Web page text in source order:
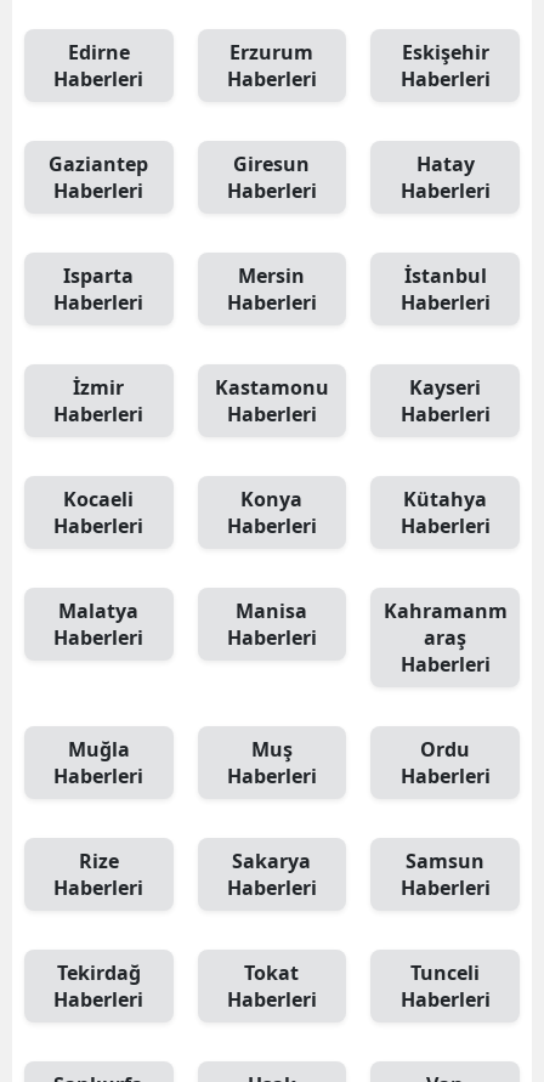
Edirne
Haberleri
Erzurum
Haberleri
Eskişehir
Haberleri
Gaziantep
Haberleri
Giresun
Haberleri
Hatay
Haberleri
Isparta
Haberleri
Mersin
Haberleri
İstanbul
Haberleri
İzmir
Haberleri
Kastamonu
Haberleri
Kayseri
Haberleri
Kocaeli
Haberleri
Konya
Haberleri
Kütahya
Haberleri
Malatya
Haberleri
Manisa
Haberleri
Kahramanm
araş
Haberleri
Muğla
Haberleri
Muş
Haberleri
Ordu
Haberleri
Rize
Haberleri
Sakarya
Haberleri
Samsun
Haberleri
Tekirdağ
Haberleri
Tokat
Haberleri
Tunceli
Haberleri